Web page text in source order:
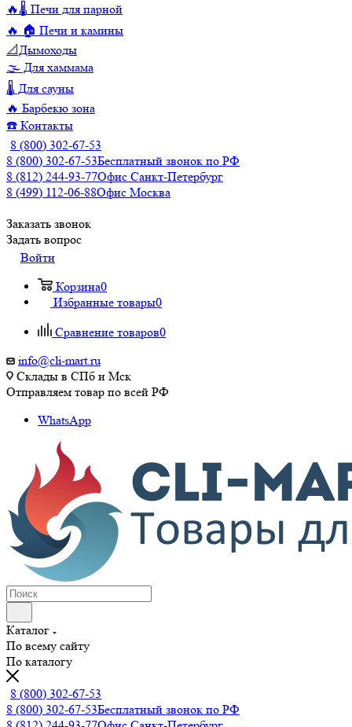
🔥🌡️ Печи для парной
🔥 🏠 Печи и камины
📐Дымоходы
🌫️ Для хаммама
🌡️ Для сауны
🔥 Барбекю зона
☎️ Контакты
8 (800) 302-67-53
8 (800) 302-67-53Бесплатный звонок по РФ
8 (812) 244-93-77Офис Санкт-Петербург
8 (499) 112-06-88Офис Москва
Заказать звонок
Задать вопрос
Войти
Корзина0
Избранные товары0
Сравнение товаров0
info@cli-mart.ru
Склады в СПб и Мск
Отправляем товар по всей РФ
WhatsApp
Каталог
По всему сайту
По каталогу
8 (800) 302-67-53
8 (800) 302-67-53Бесплатный звонок по РФ